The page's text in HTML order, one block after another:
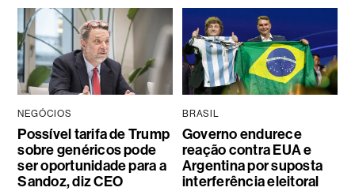
NEGÓCIOS
Possível tarifa de Trump
sobre genéricos pode
ser oportunidade para a
Sandoz, diz CEO
BRASIL
Governo endurece
reação contra EUA e
Argentina por suposta
interferência eleitoral